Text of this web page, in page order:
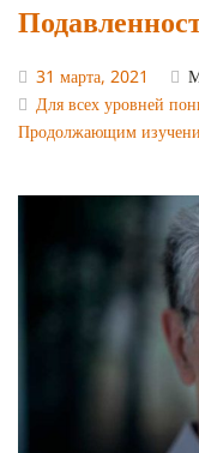
31 марта, 2021
Для всех уровней
Продолжающим